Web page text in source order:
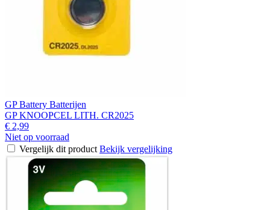
GP Battery Batterijen
GP KNOOPCEL LITH. CR2025
€ 2,99
Niet op voorraad
Vergelijk dit product Bekijk vergelijking